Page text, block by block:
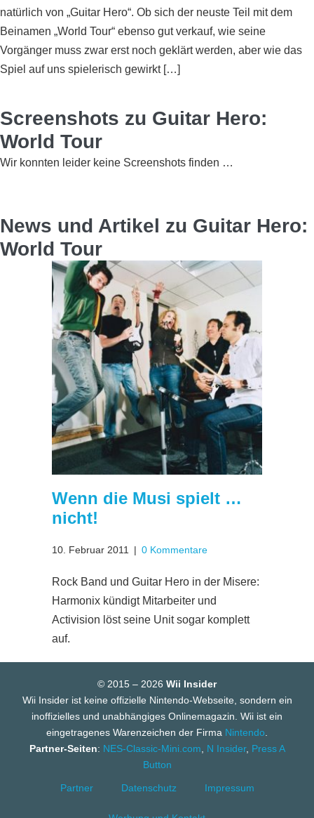
natürlich von „Guitar Hero“. Ob sich der neuste Teil mit dem
Beinamen „World Tour“ ebenso gut verkauf, wie seine
Vorgänger muss zwar erst noch geklärt werden, aber wie das
Spiel auf uns spielerisch gewirkt […]
Screenshots zu Guitar Hero:
World Tour
Wir konnten leider keine Screenshots finden …
News und Artikel zu Guitar Hero:
World Tour
Wenn die Musi spielt …
nicht!
10. Februar 2011 | 0 Kommentare
Rock Band und Guitar Hero in der Misere:
Harmonix kündigt Mitarbeiter und
Activision löst seine Unit sogar komplett
auf.
© 2015 – 2026 Wii Insider
Wii Insider ist keine offizielle Nintendo-Webseite, sondern ein
inoffizielles und unabhängiges Onlinemagazin. Wii ist ein
eingetragenes Warenzeichen der Firma Nintendo
Partner-Seiten: NES-Classic-Mini.com N Insider, Press A
Button
Partner Datenschutz Impressum